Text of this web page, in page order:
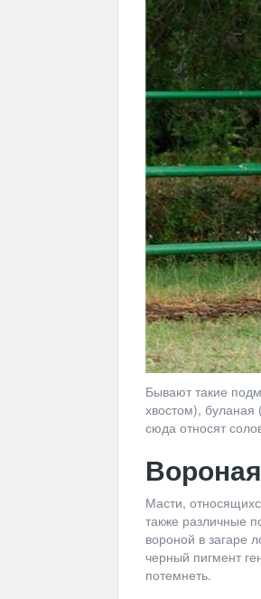
Бывают такие
хвостом),
сюда относят
Вороная
Масти,
также различные
вороной в загаре
черный пигмент
потемнеть.